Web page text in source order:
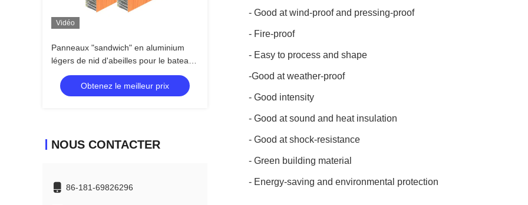
Vidéo
Panneaux "sandwich" en aluminium
légers de nid d'abeilles pour le bateau
et la décoration d'expédition
Obtenez le meilleur prix
NOUS CONTACTER
86-181-69826296
- Good at wind-proof and pressing-proof
- Fire-proof
- Easy to process and shape
-Good at weather-proof
- Good intensity
- Good at sound and heat insulation
- Good at shock-resistance
- Green building material
- Energy-saving and environmental protection